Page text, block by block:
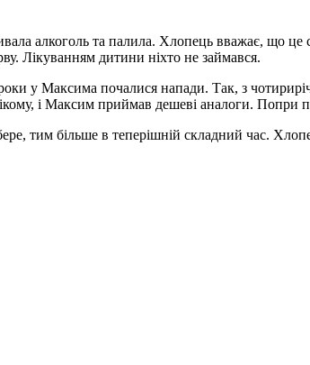
алкоголь та палила. Хлопець вважає, що це
Лікуванням дитини ніхто не займався.
у Максима почалися напади. Так, з
і Максим приймав дешеві аналоги. Попри
тим більше в теперішній складний час.